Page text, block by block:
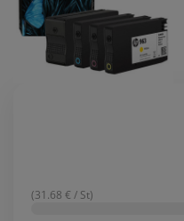
(31.68 € / St)